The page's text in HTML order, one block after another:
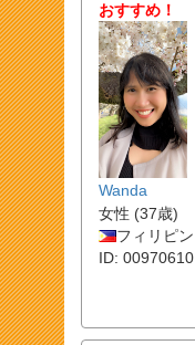
おすすめ！
Wanda
女性 (37歳)
フィリピン
ID: 00970610